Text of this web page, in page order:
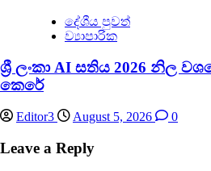
දේශීය පුවත්
ව්‍යාපාරික
ශ්‍රී ලංකා AI සතිය 2026 නිල
කෙරේ
Editor3 August 5, 2026 0
Leave a Reply